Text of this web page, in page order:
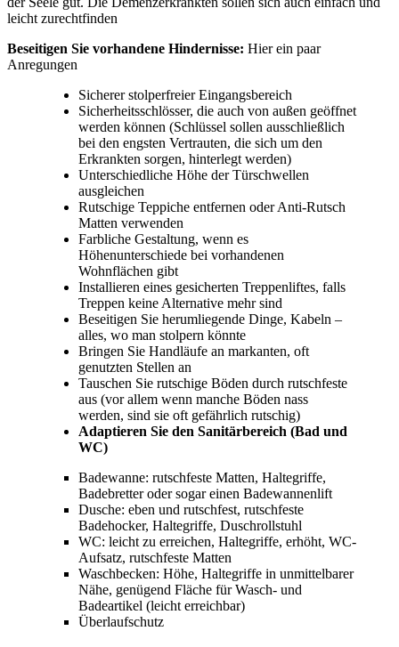
leicht zurechtfinden
Beseitigen Sie vorhandene Hindernisse: Hier ein paar
Anregungen
Sicherer stolperfreier Eingangsbereich
Sicherheitsschlösser, die auch von außen geöffnet
werden können (Schlüssel sollen ausschließlich
bei den engsten Vertrauten, die sich um den
Erkrankten sorgen, hinterlegt werden)
Unterschiedliche Höhe der Türschwellen
ausgleichen
Rutschige Teppiche entfernen oder Anti-Rutsch
Matten verwenden
Farbliche Gestaltung, wenn es
Höhenunterschiede bei vorhandenen
Wohnflächen gibt
Installieren eines gesicherten Treppenliftes, falls
Treppen keine Alternative mehr sind
Beseitigen Sie herumliegende Dinge, Kabeln –
alles, wo man stolpern könnte
Bringen Sie Handläufe an markanten, oft
genutzten Stellen an
Tauschen Sie rutschige Böden durch rutschfeste
aus (vor allem wenn manche Böden nass
werden, sind sie oft gefährlich rutschig)
Adaptieren Sie den Sanitärbereich (Bad und
WC)
Badewanne: rutschfeste Matten, Haltegriffe,
Badebretter oder sogar einen Badewannenlift
Dusche: eben und rutschfest, rutschfeste
Badehocker, Haltegriffe, Duschrollstuhl
WC: leicht zu erreichen, Haltegriffe, erhöht, WC-
Aufsatz, rutschfeste Matten
Waschbecken: Höhe, Haltegriffe in unmittelbarer
Nähe, genügend Fläche für Wasch- und
Badeartikel (leicht erreichbar)
Überlaufschutz